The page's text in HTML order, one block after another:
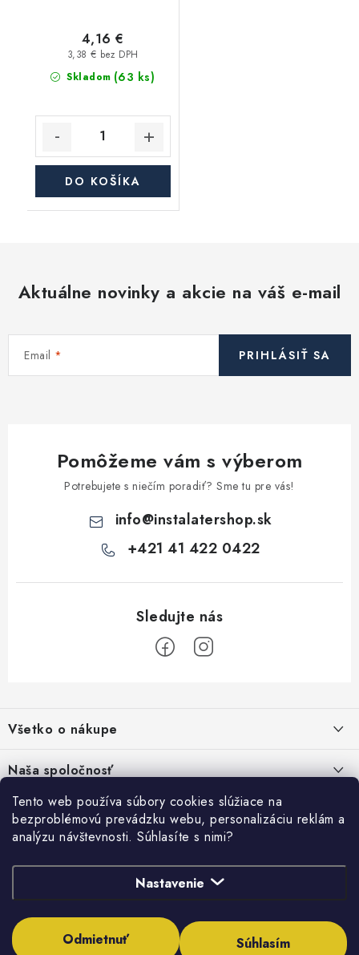
Tento web používa súbory cookies slúžiace na
bezproblémovú prevádzku webu, personalizáciu reklám a
analýzu návštevnosti. Súhlasíte s nimi?
Nastavenie
Odmietnuť Súhlasím
Skladom (63 ks)
3,38 € bez DPH
4,16 €
DO KOŠÍKA
Aktuálne novinky a akcie na váš e-mail
Email PRIHLÁSIŤ SA
Pomôžeme vám s výberom
Potrebujete s niečím poradiť? Sme tu pre vás!
info@instalatershop.sk
+421 41 422 0422
p
ä
t
Všetko o nákupe
Kontakty
Obchodné podmienky
Podmienky ochrany osobných údajov
Moja objednávka
Naša spoločnosť
SHOWROOM - poradňa pre vaše projekty
PREDAJŇA - Raková
Stabilná spoločnosť od roku 2009
Prihlásenie
E-mail
Heslo
HĽADAŤ
Copyright 2026Inštalatérshop . Všetky práva vyhradené.Upraviť nastavenie